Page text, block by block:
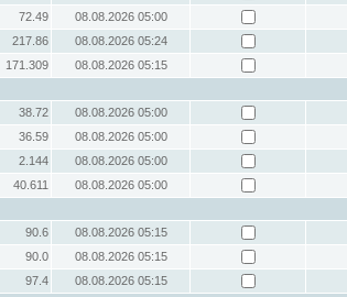
72.49
08.08.2026 05:00
217.86
08.08.2026 05:24
171.309
08.08.2026 05:15
38.72
08.08.2026 05:00
36.59
08.08.2026 05:00
2.144
08.08.2026 05:00
40.611
08.08.2026 05:00
90.6
08.08.2026 05:15
90.0
08.08.2026 05:15
97.4
08.08.2026 05:15